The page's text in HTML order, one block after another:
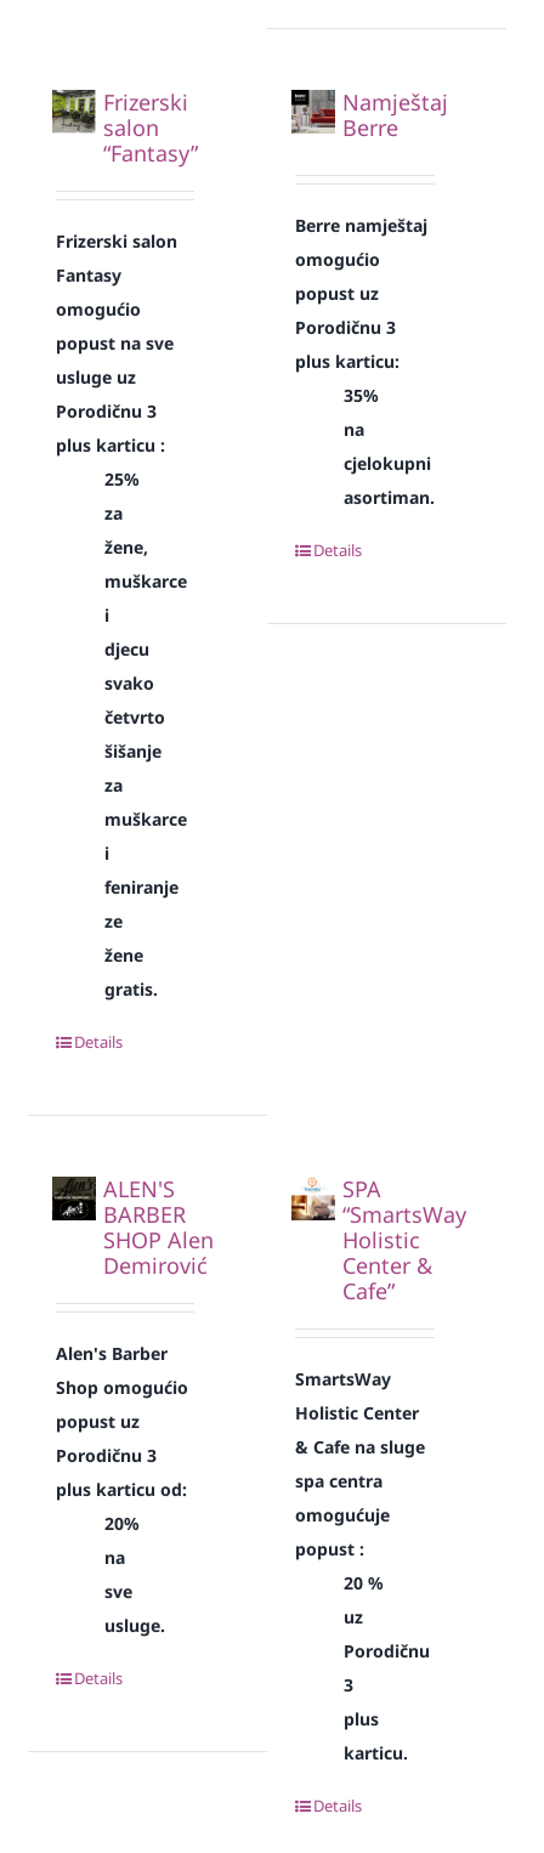
Frizerski
salon
“Fantasy”
Frizerski salon
Fantasy
omogućio
popust na sve
usluge uz
Porodičnu 3
plus karticu :
25%
za
žene,
muškarce
i
djecu
svako
četvrto
šišanje
za
muškarce
i
feniranje
ze
žene
gratis.
Details
Namještaj
Berre
Berre namještaj
omogućio
popust uz
Porodičnu 3
plus karticu:
35%
na
cjelokupni
asortiman.
Details
ALEN'S
BARBER
SHOP Alen
Demirović
Alen's Barber
Shop omogućio
popust uz
Porodičnu 3
plus karticu od:
20%
na
sve
usluge.
Details
SPA
“SmartsWay
Holistic
Center &
Cafe”
SmartsWay
Holistic Center
& Cafe na sluge
spa centra
omogućuje
popust :
20 %
uz
Porodičnu
3
plus
karticu.
Details